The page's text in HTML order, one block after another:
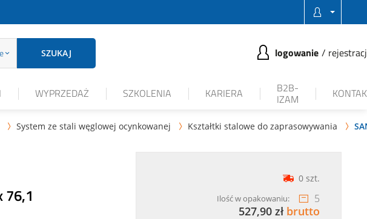
SZUKAJ logowanie
WYPRZEDAŻ SZKOLENIA KARIERA B2B-
IZAM
 System ze stali węglowej ocynkowanej  Kształtki stalowe do zaprasowywania 
76,1
0 szt.
Ilość w opakowaniu: 5
527,90 zł brutto